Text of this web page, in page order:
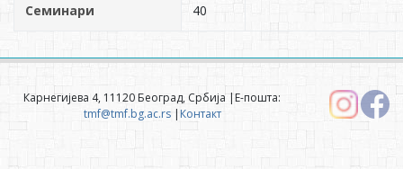
Семинари 40
Карнегијева 4, 11120 Београд, Србија |Е-пошта:
tmf@tmf.bg.ac.rs| Контакт